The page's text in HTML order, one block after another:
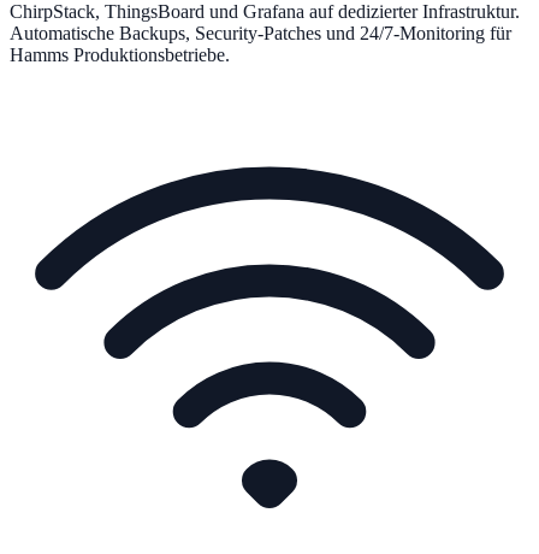
ChirpStack, ThingsBoard und Grafana auf dedizierter Infrastruktur.
Automatische Backups, Security-Patches und 24/7-Monitoring für
Hamms Produktionsbetriebe.